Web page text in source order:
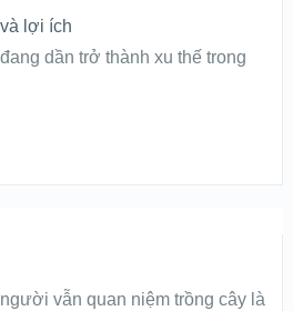
lợi ích
dần trở thành xu thế trong
vẫn quan niệm trồng cây là